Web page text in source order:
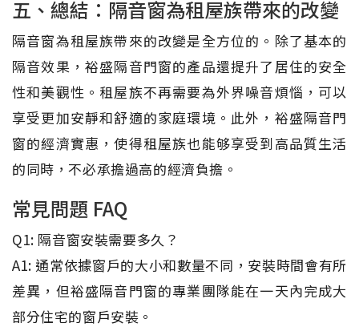
五、總結：隔音窗為租屋族帶來的改變
隔音窗為租屋族帶來的改變是全方位的。除了基本的
隔音效果，裕盛隔音門窗的產品還提升了居住的安全
性和美觀性。租屋族不再需要為外界噪音煩惱，可以
享受更加安靜和舒適的家庭環境。此外，裕盛隔音門
窗的經濟實惠，使得租屋族也能够享受到高品質生活
的同時，不必承擔過高的經濟負擔。
常見問題 FAQ
Q1: 隔音窗安裝需要多久？
A1: 通常依據窗戶的大小和數量不同，安裝時間會有所
差異，但裕盛隔音門窗的專業團隊能在一天內完成大
部分住宅的窗戶安裝。